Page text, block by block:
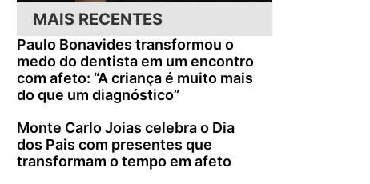
MAIS RECENTES
Paulo Bonavides transformou o
medo do dentista em um encontro
com afeto: “A criança é muito mais
do que um diagnóstico”
Monte Carlo Joias celebra o Dia
dos Pais com presentes que
transformam o tempo em afeto